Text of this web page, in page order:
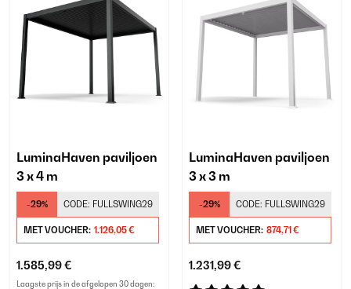
LuminaHaven paviljoen
3 x 4 m
-29% CODE: FULLSWING29
MET VOUCHER: 1.126,05 €
1.585,99 €
Laagste prijs in de afgelopen 30 dagen:
LuminaHaven paviljoen
3 x 3 m
-29% CODE: FULLSWING29
MET VOUCHER: 874,71 €
1.231,99 €